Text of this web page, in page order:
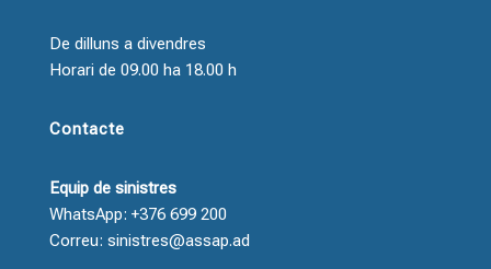
De dilluns a divendres
Horari de 09.00 ha 18.00 h
Contacte
Equip de sinistres
WhatsApp: +376 699 200
Correu: sinistres@assap.ad